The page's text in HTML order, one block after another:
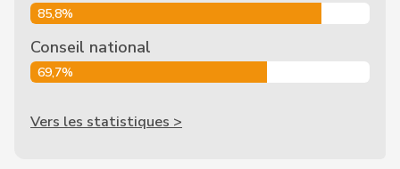
85,8%
Conseil national
69,7%
Vers les statistiques >